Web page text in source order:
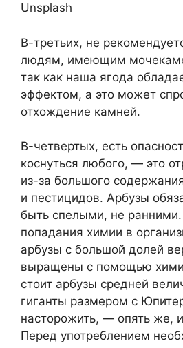
Unsplash
В-третьих, не
людям, имеющим
так как наша ягода
эффектом, а это может
отхождение камней.
В-четвертых, есть
коснуться любого, — это
из-за большого
и пестицидов. Арбузы
быть спелыми, не
попадания химии в
арбузы с большой долей
выращены с помощью
стоит арбузы средней
гиганты размером с
насторожить, — опять же,
Перед употреблением